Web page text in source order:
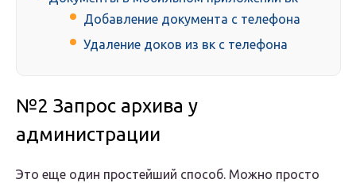
Добавление документа с телефона
Удаление доков из вк с телефона
№2 Запрос архива у
администрации
Это еще один простейший способ. Можно просто